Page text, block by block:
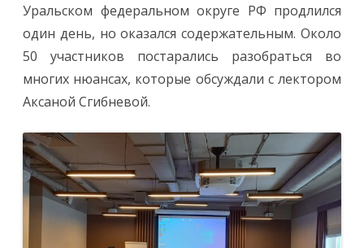
Уральском федеральном округе РФ продлился
один день, но оказался содержательным. Около
50 участников постарались разобраться во
многих нюансах, которые обсуждали с лектором
Аксаной Сгибневой.